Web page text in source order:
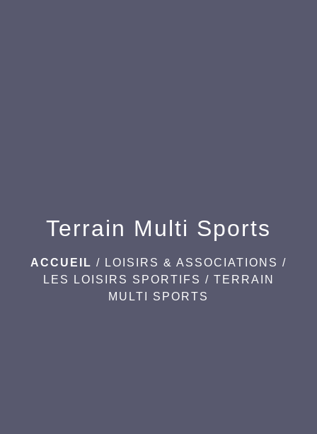
Terrain Multi Sports
ACCUEIL / LOISIRS & ASSOCIATIONS /
LES LOISIRS SPORTIFS / TERRAIN
MULTI SPORTS